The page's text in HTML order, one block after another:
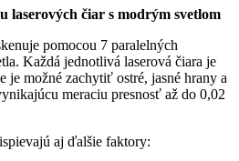
laserových čiar s modrým svetlom
pomocou 7 paralelných
Každá jednotlivá laserová čiara je
je možné zachytiť ostré, jasné hrany a
meraciu presnosť až do 0,02
aj ďalšie faktory: